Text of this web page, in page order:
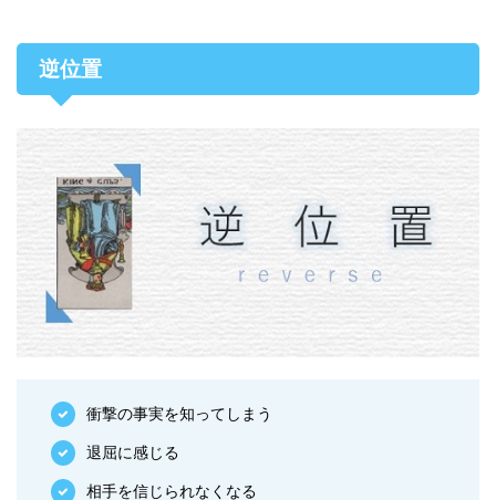
逆位置
衝撃の事実を知ってしまう
退屈に感じる
相手を信じられなくなる